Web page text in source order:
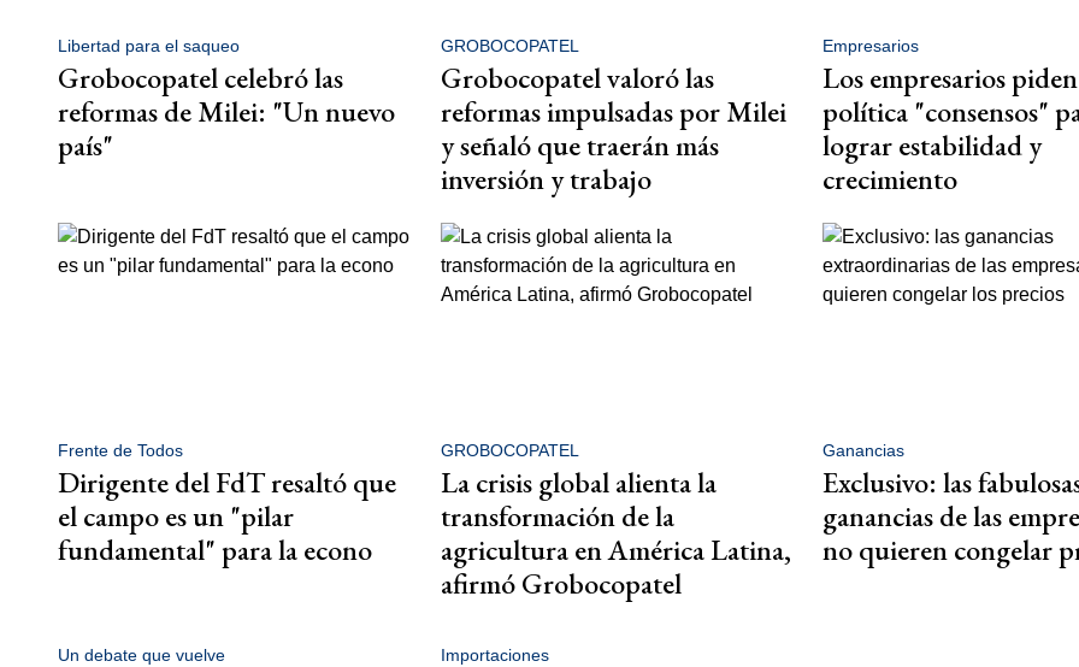
Libertad para el saqueo
Grobocopatel celebró las
reformas de Milei: "Un nuevo
país"
GROBOCOPATEL
Grobocopatel valoró las
reformas impulsadas por Milei
y señaló que traerán más
inversión y trabajo
Empresarios
Los empresarios
política "consensos"
lograr estabilidad y
crecimiento
Frente de Todos
Dirigente del FdT resaltó que
el campo es un "pilar
fundamental" para la econo
GROBOCOPATEL
La crisis global alienta la
transformación de la
agricultura en América Latina,
afirmó Grobocopatel
Ganancias
Exclusivo: las
ganancias de las
no quieren congelar
Un debate que vuelve Importaciones